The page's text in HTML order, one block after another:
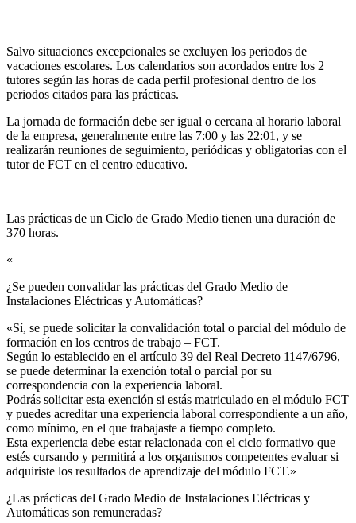
Salvo situaciones excepcionales se excluyen los periodos de
vacaciones escolares. Los calendarios son acordados entre los 2
tutores según las horas de cada perfil profesional dentro de los
periodos citados para las prácticas.
La jornada de formación debe ser igual o cercana al horario laboral
de la empresa, generalmente entre las 7:00 y las 22:01, y se
realizarán reuniones de seguimiento, periódicas y obligatorias con el
tutor de FCT en el centro educativo.
Las prácticas de un Ciclo de Grado Medio tienen una duración de
370 horas.
«
¿Se pueden convalidar las prácticas del Grado Medio de
Instalaciones Eléctricas y Automáticas?​
«Sí, se puede solicitar la convalidación total o parcial del módulo de
formación en los centros de trabajo – FCT.
Según lo establecido en el artículo 39 del Real Decreto 1147/6796,
se puede determinar la exención total o parcial por su
correspondencia con la experiencia laboral.
Podrás solicitar esta exención si estás matriculado en el módulo FCT
y puedes acreditar una experiencia laboral correspondiente a un año,
como mínimo, en el que trabajaste a tiempo completo.
Esta experiencia debe estar relacionada con el ciclo formativo que
estés cursando y permitirá a los organismos competentes evaluar si
adquiriste los resultados de aprendizaje del módulo FCT.»
¿Las prácticas del Grado Medio de Instalaciones Eléctricas y
Automáticas son remuneradas?​